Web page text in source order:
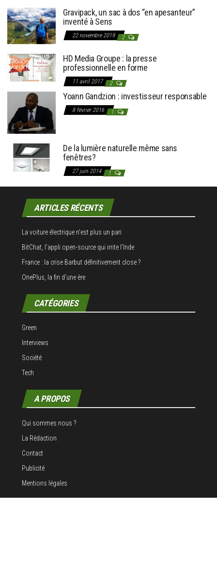
Gravipack, un sac à dos “en apesanteur”
inventé à Sens
22 novembre 2019 2
HD Media Groupe : la presse
professionnelle en forme
11 avril 2017 2
Yoann Gandzion : investisseur responsable
8 février 2016 1
De la lumière naturelle même sans
fenêtres?
27 juin 2014 1
ARTICLES RÉCENTS
La voiture électrique n’est plus un pari
BitChat, l’appli open-source qui irrite l’Inde
France : la crise Barbut définitivement close ?
OnePlus, la fin d’une ère
CATÉGORIES
Green
Interviews
Société
Tech
A PROPOS
Qui sommes nous ?
La Rédaction
Contact
Publicité
Mentions légales